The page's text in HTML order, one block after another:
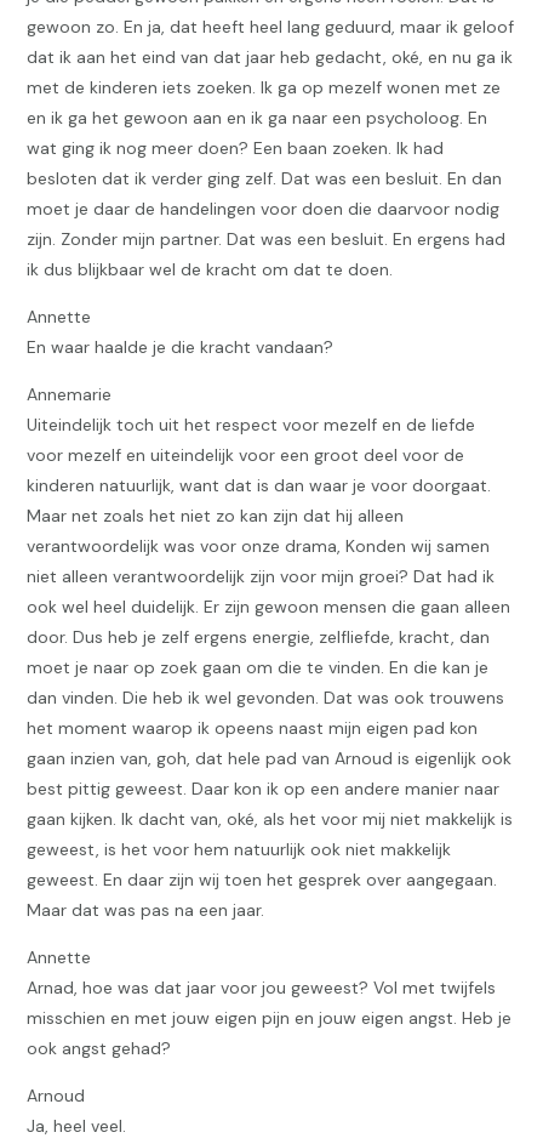
gewoon zo. En ja, dat heeft heel lang geduurd, maar ik geloof
dat ik aan het eind van dat jaar heb gedacht, oké, en nu ga ik
met de kinderen iets zoeken. Ik ga op mezelf wonen met ze
en ik ga het gewoon aan en ik ga naar een psycholoog. En
wat ging ik nog meer doen? Een baan zoeken. Ik had
besloten dat ik verder ging zelf. Dat was een besluit. En dan
moet je daar de handelingen voor doen die daarvoor nodig
zijn. Zonder mijn partner. Dat was een besluit. En ergens had
ik dus blijkbaar wel de kracht om dat te doen.
Annette
En waar haalde je die kracht vandaan?
Annemarie
Uiteindelijk toch uit het respect voor mezelf en de liefde
voor mezelf en uiteindelijk voor een groot deel voor de
kinderen natuurlijk, want dat is dan waar je voor doorgaat.
Maar net zoals het niet zo kan zijn dat hij alleen
verantwoordelijk was voor onze drama, Konden wij samen
niet alleen verantwoordelijk zijn voor mijn groei? Dat had ik
ook wel heel duidelijk. Er zijn gewoon mensen die gaan alleen
door. Dus heb je zelf ergens energie, zelfliefde, kracht, dan
moet je naar op zoek gaan om die te vinden. En die kan je
dan vinden. Die heb ik wel gevonden. Dat was ook trouwens
het moment waarop ik opeens naast mijn eigen pad kon
gaan inzien van, goh, dat hele pad van Arnoud is eigenlijk ook
best pittig geweest. Daar kon ik op een andere manier naar
gaan kijken. Ik dacht van, oké, als het voor mij niet makkelijk is
geweest, is het voor hem natuurlijk ook niet makkelijk
geweest. En daar zijn wij toen het gesprek over aangegaan.
Maar dat was pas na een jaar.
Annette
Arnad, hoe was dat jaar voor jou geweest? Vol met twijfels
misschien en met jouw eigen pijn en jouw eigen angst. Heb je
ook angst gehad?
Arnoud
Ja, heel veel.